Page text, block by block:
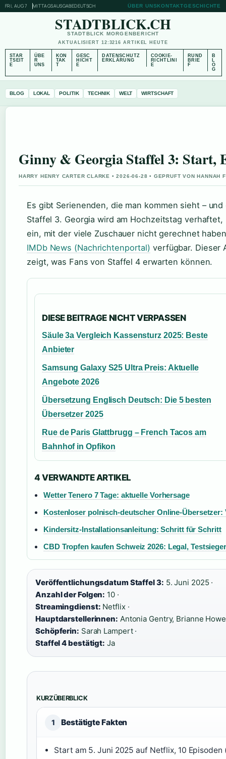
FRI, AUG 7 MITTAGSAUSGABEDEUTSCH ÜBER UNSKONTAKTGESCHICHTE
STADTBLICK.CH
STADTBLICK MORGENBERICHT
AKTUALISIERT 12:3216 ARTIKEL HEUTE
STAR
TSEIT
E
ÜBE
R
UNS
KON
TAK
T
GESC
HICHT
E
DATENSCHUTZ
ERKLÄRUNG
COOKIE-
RICHTLINI
E
RUND
BRIE
F
B
L
O
G
BLOG LOKAL POLITIK TECHNIK WELT WIRTSCHAFT
Ginny & Georgia Staffel 3: Start,
HARRY HENRY CARTER CLARKE • 2026-06-28 • GEPRUFT VON HANNAH
Es gibt Serienenden, die man kommen sieht –
Staffel 3. Georgia wird am Hochzeitstag
ein, mit der viele Zuschauer nicht gerechnet
IMDb News (Nachrichtenportal) verfügbar. Dieser
zeigt, was Fans von Staffel 4 erwarten können.
DIESE BEITRAGE NICHT VERPASSEN
Säule 3a Vergleich Kassensturz 2025: Beste
Anbieter
Samsung Galaxy S25 Ultra Preis: Aktuelle
Angebote 2026
Übersetzung Englisch Deutsch: Die 5 besten
Übersetzer 2025
Rue de Paris Glattbrugg – French Tacos am
Bahnhof in Opfikon
4 VERWANDTE ARTIKEL
Wetter Tenero 7 Tage: aktuelle Vorhersage
Kostenloser polnisch-deutscher Online-Übersetzer:
Kindersitz-Installationsanleitung: Schritt für Schritt
CBD Tropfen kaufen Schweiz 2026: Legal,
Veröffentlichungsdatum Staffel 3: 5. Juni 2025 ·
Anzahl der Folgen: 10 ·
Streamingdienst: Netflix ·
Hauptdarstellerinnen: Antonia Gentry, Brianne
Schöpferin: Sarah Lampert ·
Staffel 4 bestätigt: Ja
KURZÜBERBLICK
1 Bestätigte Fakten
Start am 5. Juni 2025 auf Netflix, 10 Episoden